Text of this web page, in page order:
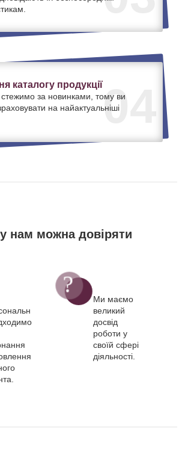
04
каталогу продукції
за новинками, тому ви
на найактуальніші
нам можна довіряти
Ми маємо
великий
досвід
роботи у
своїй сфері
діяльності.